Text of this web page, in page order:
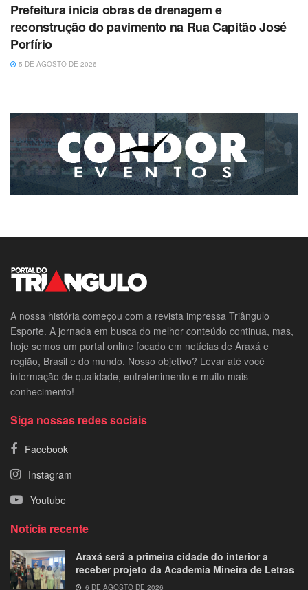
Prefeitura inicia obras de drenagem e
reconstrução do pavimento na Rua Capitão José
Porfírio
5 DE AGOSTO DE 2026
A nossa história começou com a revista impressa Triângulo
Esporte. A jornada em busca do melhor conteúdo continua, mas,
hoje somos um portal online focado em notícias de Araxá e
região, Brasil e do mundo. Nosso objetivo? Levar até você
informação de qualidade, entretenimento e muito mais
conhecimento!
Siga nossas redes sociais
Facebook
Instagram
Youtube
Notícia recente
Araxá será a primeira cidade do interior a
receber projeto da Academia Mineira de Letras
6 DE AGOSTO DE 2026